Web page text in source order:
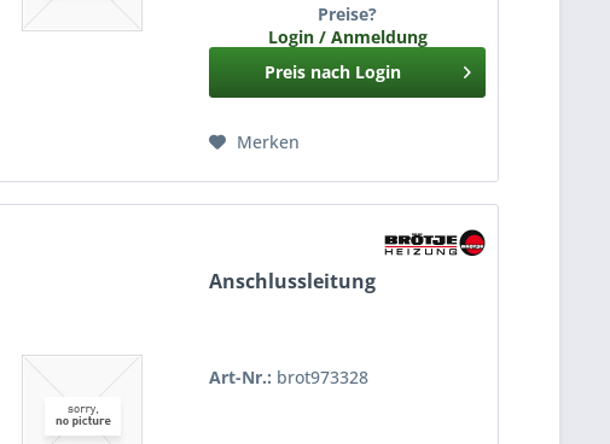
Preise?
Login / Anmeldung
Preis nach Login
Merken
Anschlussleitung
Art-Nr.: brot973328